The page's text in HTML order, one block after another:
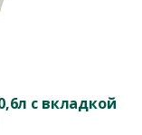
с вкладкой